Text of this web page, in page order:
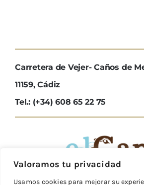
Valoramos tu privacidad
Usamos cookies para mejorar su
Carretera de Vejer- Caños de
11159, Cádiz
Tel.: (+34) 608 65 22 75